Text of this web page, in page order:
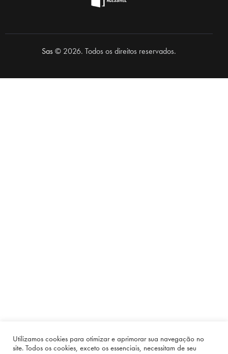
Sas© 2026. Todos os direitos reservados.
Utilizamos cookies para otimizar e aprimorar sua navegação no
site. Todos os cookies, exceto os essenciais, necessitam de seu